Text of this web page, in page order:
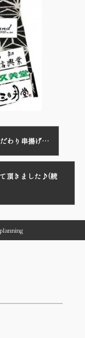
だわり串揚げ…
頂きました♪(続